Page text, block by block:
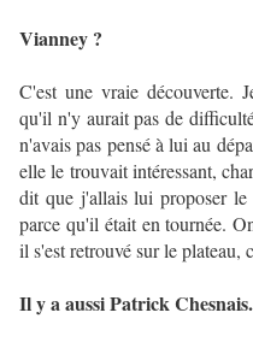
Vianney ?
C'est une vraie découverte.
qu'il n'y aurait pas de
n'avais pas pensé à lui au
elle le trouvait intéressant,
dit que j'allais lui proposer
parce qu'il était en tournée.
il s'est retrouvé sur le plateau,
Il y a aussi Patrick Chesnais.